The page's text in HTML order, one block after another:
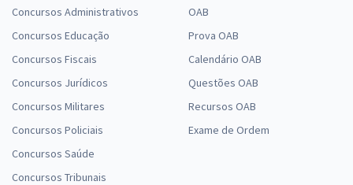
Concursos Administrativos
Concursos Educação
Concursos Fiscais
Concursos Jurídicos
Concursos Militares
Concursos Policiais
Concursos Saúde
Concursos Tribunais
OAB
Prova OAB
Calendário OAB
Questões OAB
Recursos OAB
Exame de Ordem